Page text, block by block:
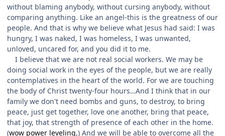
without blaming anybody, without cursing anybody, without
comparing anything. Like an angel-this is the greatness of our
people. And that is why we believe what Jesus had said: I was
hungry, I was naked, I was homeless, I was unwanted,
unloved, uncared for, and you did it to me.
I believe that we are not real social workers. We may be
doing social work in the eyes of the people, but we are really
contemplatives in the heart of the world. For we are touching
the body of Christ twenty-four hours…And I think that in our
family we don't need bombs and guns, to destroy, to bring
peace, just get together, love one another, bring that peace,
that joy, that strength of presence of each other in the home.
(wow power leveling,) And we will be able to overcome all the